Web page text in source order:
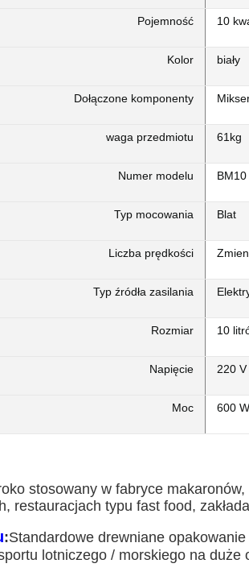
Pojemność 10
Kolor biały
Dołączone komponenty
waga przedmiotu 61kg
Numer modelu BM10
Typ mocowania Blat
Liczba prędkości
Typ źródła zasilania
Rozmiar 10
Napięcie 220 V
Moc 600 W
stosowany w fabryce
restauracjach typu fast food,
:Standardowe drewniane
lotniczego / morskiego na duże